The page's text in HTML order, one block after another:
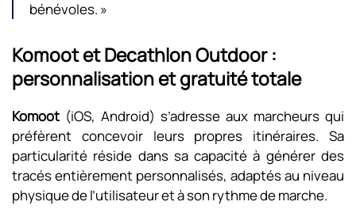
bénévoles. »
Komoot et Decathlon Outdoor :
personnalisation et gratuité totale
Komoot (iOS, Android) s’adresse aux marcheurs qui
préfèrent concevoir leurs propres itinéraires. Sa
particularité réside dans sa capacité à générer des
tracés entièrement personnalisés, adaptés au niveau
physique de l’utilisateur et à son rythme de marche.